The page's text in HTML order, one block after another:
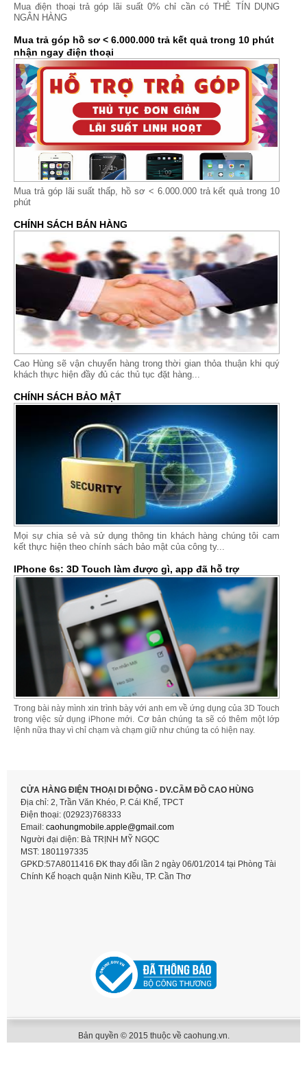
Mua điện thoại trả góp lãi suất 0% chỉ cần có THẺ TÍN DỤNG
NGÂN HÀNG
Mua trả góp hồ sơ < 6.000.000 trả kết quả trong 10 phút
nhận ngay điện thoại
Mua trả góp lãi suất thấp, hồ sơ < 6.000.000 trả kết quả trong 10
phút
CHÍNH SÁCH BÁN HÀNG
Cao Hùng sẽ vận chuyển hàng trong thời gian thỏa thuận khi quý
khách thực hiện đầy đủ các thủ tục đặt hàng...
CHÍNH SÁCH BẢO MẬT
Mọi sự chia sẻ và sử dụng thông tin khách hàng chúng tôi cam
kết thực hiện theo chính sách bảo mật của công ty...
IPhone 6s: 3D Touch làm được gì, app đã hỗ trợ
Trong bài này mình xin trình bày với anh em về ứng dụng của 3D Touch
trong việc sử dụng iPhone mới. Cơ bản chúng ta sẽ có thêm một lớp
lệnh nữa thay vì chỉ chạm và chạm giữ như chúng ta có hiện nay.
CỬA HÀNG ĐIỆN THOẠI DI ĐỘNG - DV.CẦM ĐỒ CAO HÙNG
Địa chỉ: 2, Trần Văn Khéo, P. Cái Khế, TPCT
Điện thoại: (02923)768333
Email: caohungmobile. apple@gmail.com
Người đại diện: Bà TRỊNH MỸ NGỌC
MST: 1801197335
GPKD:57A8011416 ĐK thay đổi lần 2 ngày 06/01/2014 tại Phòng Tài
Chính Kế hoạch quận Ninh Kiều, TP. Cần Thơ
Bản quyền © 2015 thuộc về caohung.vn.